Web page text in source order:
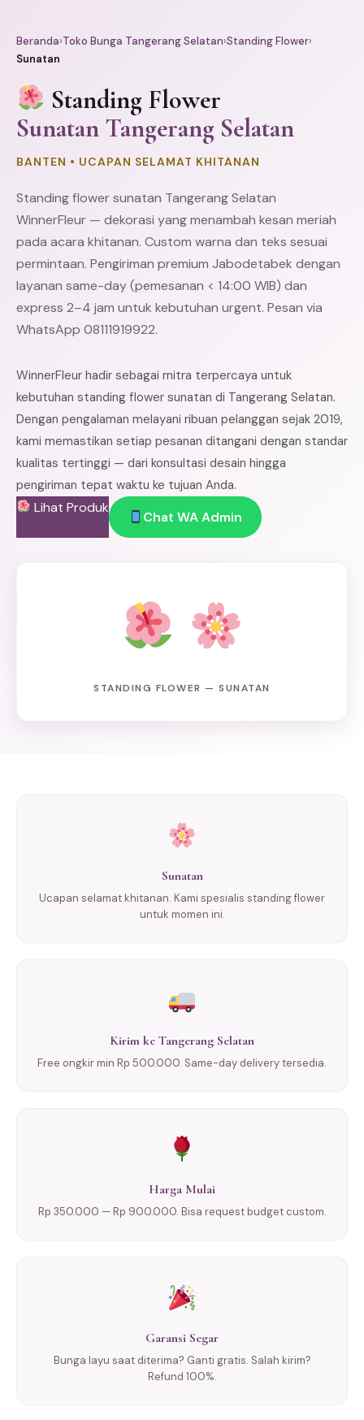
Beranda›Toko Bunga Tangerang Selatan›Standing Flower›
Sunatan
Standing Flower
Sunatan Tangerang Selatan
BANTEN • UCAPAN SELAMAT KHITANAN
Standing flower sunatan TangerangSelatan
WinnerFleur — dekorasi yang menambah kesan meriah
pada acara khitanan. Custom warna dan teks sesuai
permintaan. Pengiriman premium Jabodetabek dengan
layanan same-day (pemesanan < 14:00 WIB) dan
express 2–4 jam untuk kebutuhan urgent. Pesan via
WhatsApp 08111919922.
WinnerFleur hadir sebagai mitra terpercaya untuk
kebutuhan standing flower sunatan di Tangerang Selatan.
Dengan pengalaman melayani ribuan pelanggan sejak 2019,
kami memastikan setiap pesanan ditangani dengan standar
kualitas tertinggi — dari konsultasi desain hingga
pengiriman tepat waktu ke tujuan Anda.
Lihat Produk
Chat WA Admin
STANDING FLOWER — SUNATAN
Sunatan
Ucapan selamat khitanan. Kami spesialis standing flower
untuk momen ini.
Kirim ke Tangerang Selatan
Free ongkir min Rp 500.000. Same-day delivery tersedia.
Harga Mulai
Rp 350.000 — Rp 900.000. Bisa request budget custom.
Garansi Segar
Bunga layu saat diterima? Ganti gratis. Salah kirim?
Refund 100%.